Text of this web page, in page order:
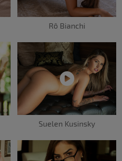
Rô Bianchi
Suelen Kusinsky